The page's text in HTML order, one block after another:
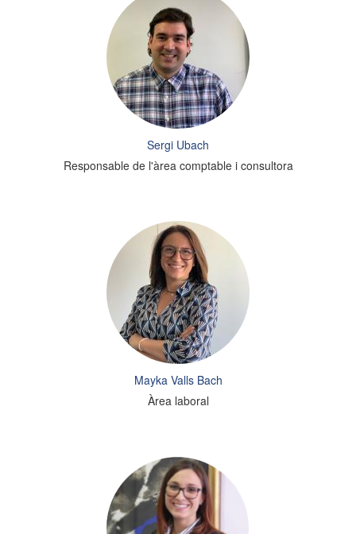
Sergi Ubach
Responsable de l'àrea comptable i consultora
Mayka Valls Bach
Àrea laboral